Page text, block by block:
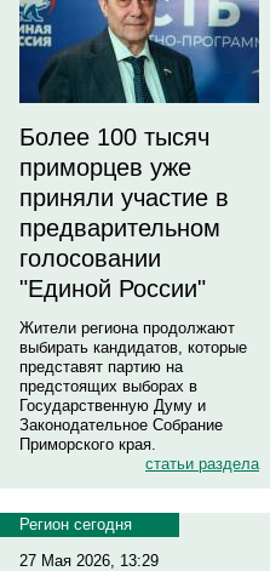
Более 100 тысяч
приморцев уже
приняли участие в
предварительном
голосовании
"Единой России"
Жители региона продолжают
выбирать кандидатов, которые
представят партию на
предстоящих выборах в
Государственную Думу и
Законодательное Собрание
Приморского края.
статьи раздела
Регион сегодня
27 Мая 2026, 13:29